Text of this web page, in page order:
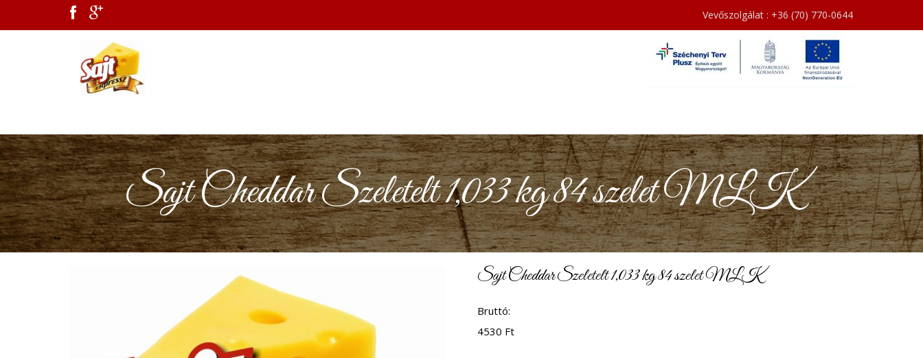
Vevőszolgálat : +36 (70) 770-0644
Sajt Cheddar Szeletelt 1,033 kg 84 szelet MLK
Sajt Cheddar Szeletelt 1,033 kg 84 szelet MLK
Bruttó:
4530 Ft